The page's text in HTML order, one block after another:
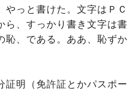
やっと書けた。文字はＰＣ
ら、すっかり書き文字は書
恥、である。ああ、恥ずか
明（免許証とかパスポー